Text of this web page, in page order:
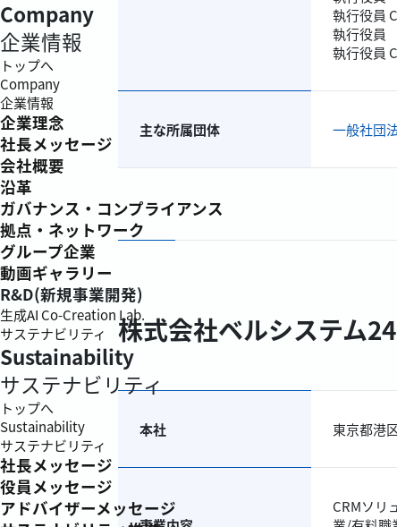
Company
企業情報
トップへ
Company
企業情報
企業理念
社長メッセージ
会社概要
沿革
ガバナンス・コンプライアンス
拠点・ネットワーク
グループ企業
動画ギャラリー
R&D(新規事業開発)
生成AI Co-Creation Lab.
サステナビリティ
Sustainability
サステナビリティ
トップへ
Sustainability
サステナビリティ
社長メッセージ
役員メッセージ
アドバイザーメッセージ
執行役員
執行役員
執行役員
主な所属団体 一般社団
株式会社ベルシステム24
本社 東京都港
CRMソリ